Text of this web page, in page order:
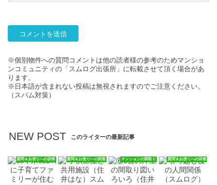
※個別物件への質問コメントは他の読者様の参考のためマンショ
ンコミュニティの「スムログ出張所」に転載させて頂く場合があ
ります。
※日本語が含まれない投稿は無視されますのでご注意ください。
（スパム対策）
NEW POST このライターの最新記事
質問＆お便りへの回答 質問＆お便りへの回答 マンションの間取り 質問＆お便りへの回答